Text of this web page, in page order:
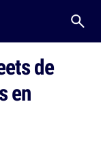
de
en